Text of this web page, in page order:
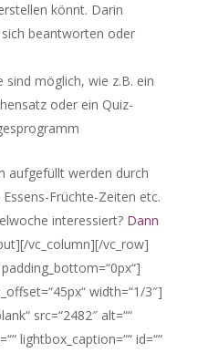
könnt. Darin
beantworten oder
möglich, wie z.B. ein
oder ein Quiz-
aufgefüllt werden durch
Früchte-Zeiten etc.
interessiert? Dann
vc_column][/vc_row]
width=“1/3″]
src=“2482″ alt=““
lightbox_caption=““ id=““